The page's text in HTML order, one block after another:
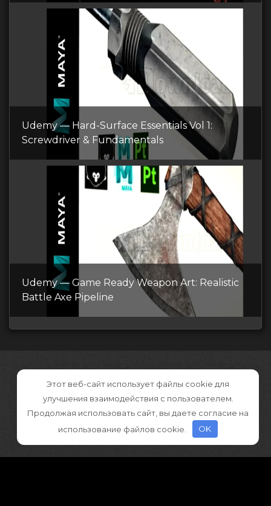
Udemy — Hard-Surface Essentials Vol 1:
Screwdriver & Fundamentals
Udemy — Game Ready Weapon Art: Realistic
Battle Axe Pipeline
Этот веб-сайт использует файлы cookie для
улучшения взаимодействия с пользователем.
Продолжая использовать сайт, вы даете согласие на
использование файлов cookie.
OK